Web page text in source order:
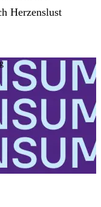
Herzenslust